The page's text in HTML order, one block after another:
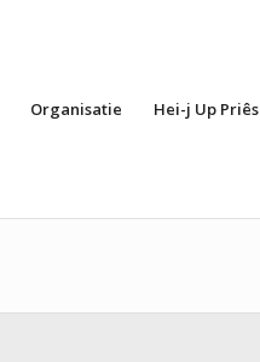
Organisatie Hei-j Up Priês